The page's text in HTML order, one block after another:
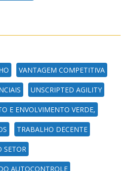
VANTAGEM COMPETITIVA
UNSCRIPTED AGILITY
E ENVOLVIMENTO VERDE,
TRABALHO DECENTE
SETOR
AUTOCONTROLE